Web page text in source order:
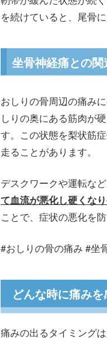
を続けていると、尾骨
坐骨神経痛との関
おしりの骨周辺の痛み
しりの奥にある筋肉が
す。この状態を梨状筋
走ることがあります。
デスクワークや運転な
て血流が悪化し硬くな
ことで、症状の悪化を
#おしりの骨の痛み #坐
どんな時に痛み
痛みの出るタイミング